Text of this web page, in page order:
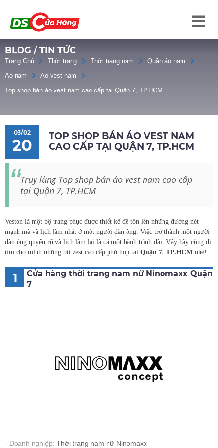
BLOG / TIN TỨC
Trang Chủ Thời trang Thời trang nam
Quần áo nam
Áo nam
Áo vest nam
Top shop bán áo vest nam cao cấp tại Quận 7, TP.HCM
03/02
20
TOP SHOP BÁN ÁO VEST NAM
CAO CẤP TẠI QUẬN 7, TP.HCM
Truy lùng Top shop bán áo vest nam cao cấp
tại Quận 7, TP.HCM
Veston là một bộ trang phục được thiết kế để tôn lên những đường nét
mạnh mẽ và lịch lãm nhất ở một người đàn ông. Việc trở thành một người
đàn ông quyến rũ và lịch lãm lại là cả một hành trình dài. Vậy hãy cùng đi
tìm cho mình những bộ vest cao cấp phù hợp tại Quận 7, TP.HCM nhé!
1
Cửa hàng thời trang nam nữ Ninomaxx Quận
7
Doanh nghiệp: Thời trang nam nữ Ninomaxx